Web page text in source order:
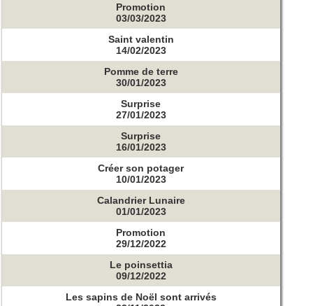
Promotion
03/03/2023
Saint valentin
14/02/2023
Pomme de terre
30/01/2023
Surprise
27/01/2023
Surprise
16/01/2023
Créer son potager
10/01/2023
Calandrier Lunaire
01/01/2023
Promotion
29/12/2022
Le poinsettia
09/12/2022
Les sapins de Noël sont arrivés